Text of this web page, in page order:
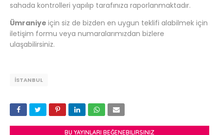
sahada kontrolleri yapılıp tarafınıza raporlanmaktadır.
Ümraniye için siz de bizden en uygun teklifi alabilmek için
iletişim formu veya numaralarımızdan bizlere
ulaşabilirsiniz.
İSTANBUL
BU YAYINLARI BEĞENEBILIRSINIZ